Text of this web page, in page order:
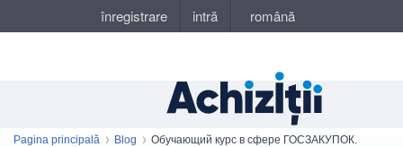
Pagina principală Blog Обучающий курс в сфере ГОСЗАКУПОК.